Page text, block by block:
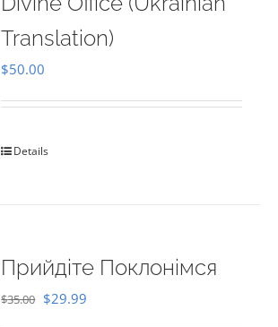
Translation)
$50.00
Details
Прийдіте Поклонімся
$35.00 Original
$29.99